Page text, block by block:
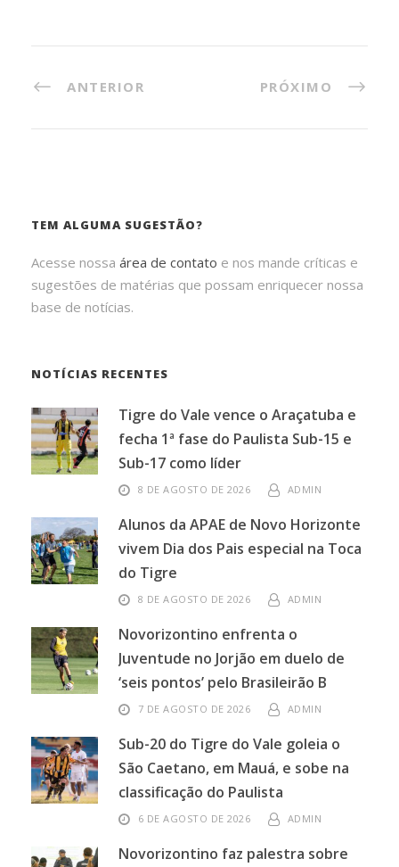
ANTERIOR PRÓXIMO
TEM ALGUMA SUGESTÃO?
Acesse nossa área de contato e nos mande críticas e
sugestões de matérias que possam enriquecer nossa
base de notícias.
NOTÍCIAS RECENTES
Tigre do Vale vence o Araçatuba e
fecha 1ª fase do Paulista Sub-15 e
Sub-17 como líder
8 DE AGOSTO DE 2026 ADMIN
Alunos da APAE de Novo Horizonte
vivem Dia dos Pais especial na Toca
do Tigre
8 DE AGOSTO DE 2026 ADMIN
Novorizontino enfrenta o
Juventude no Jorjão em duelo de
‘seis pontos’ pelo Brasileirão B
7 DE AGOSTO DE 2026 ADMIN
Sub-20 do Tigre do Vale goleia o
São Caetano, em Mauá, e sobe na
classificação do Paulista
6 DE AGOSTO DE 2026 ADMIN
Novorizontino faz palestra sobre